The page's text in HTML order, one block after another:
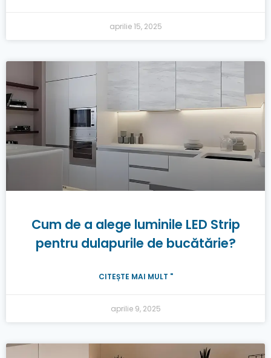
aprilie 15, 2025
Cum de a alege luminile LED Strip
pentru dulapurile de bucătărie?
CITEȘTE MAI MULT "
aprilie 9, 2025